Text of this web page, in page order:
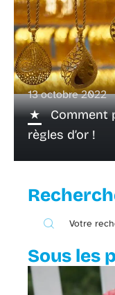
13 octobre 2022
Comment
règles d’or !
Sous les